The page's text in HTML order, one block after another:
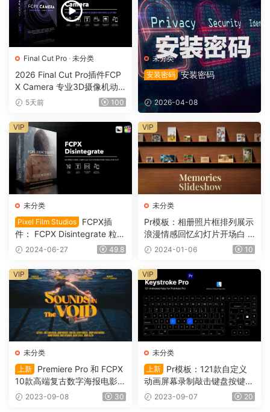
Final Cut Pro · 未分类
2026 Final Cut Pro插件FCP
X Camera 专业3D摄像机动
态镜头运动0164
5天前 100
未分类
安装密码 安装密码
2026-04-08
未分类
Pixel Film Studios
FCPX插
件： FCPX Disintegrate 粒子
消散沙化分解颗粒插件 Final
2024-06-27 49.8
VIP
未分类
Pr模板：相册照片框排列展示
浪漫情感回忆幻灯片开场白 M
emories Slideshow 1096
2024-01-06 10
VIP
未分类
上新
Premiere Pro 和 FCPX
10款高端复古数字海报电影风
格动态标题 Cinematic Titles
2023-09-08 30
VIP
未分类
上新
Pr模板：121款自定义
动画屏幕录制敲击键盘按键组
合 Keystroke Pro（0114）
2023-09-07 20
VIP